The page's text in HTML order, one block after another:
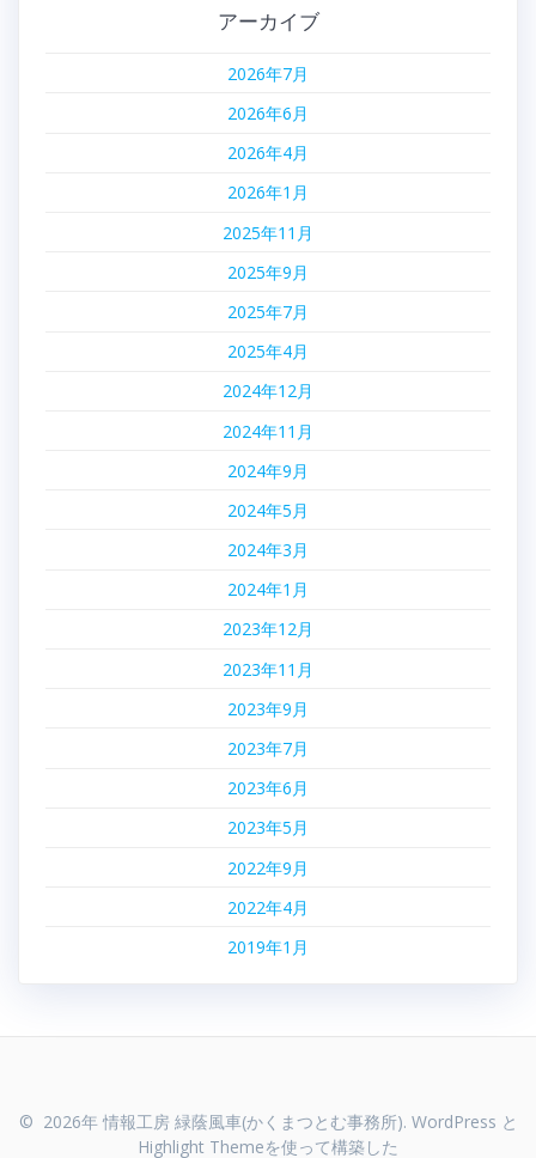
アーカイブ
2026年7月
2026年6月
2026年4月
2026年1月
2025年11月
2025年9月
2025年7月
2025年4月
2024年12月
2024年11月
2024年9月
2024年5月
2024年3月
2024年1月
2023年12月
2023年11月
2023年9月
2023年7月
2023年6月
2023年5月
2022年9月
2022年4月
2019年1月
© 2026年 情報工房 緑蔭風車(かくまつとむ事務所). WordPress と
Highlight Themeを使って構築した